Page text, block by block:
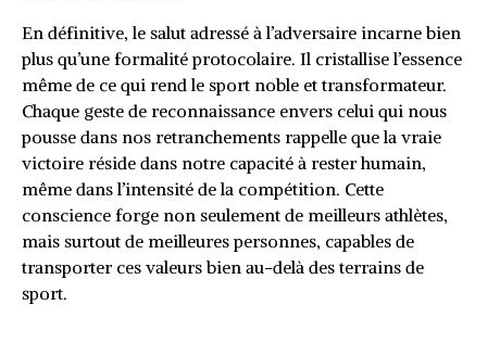
En définitive, le salut adressé à l’adversaire incarne bien
plus qu’une formalité protocolaire. Il cristallise l’essence
même de ce qui rend le sport noble et transformateur.
Chaque geste de reconnaissance envers celui qui nous
pousse dans nos retranchements rappelle que la vraie
victoire réside dans notre capacité à rester humain,
même dans l’intensité de la compétition. Cette
conscience forge non seulement de meilleurs athlètes,
mais surtout de meilleures personnes, capables de
transporter ces valeurs bien au-delà des terrains de
sport.